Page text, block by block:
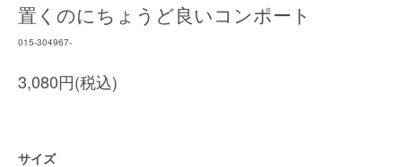
置くのにちょうど良いコンポート
015-304967-
3,080円(税込)
サイズ